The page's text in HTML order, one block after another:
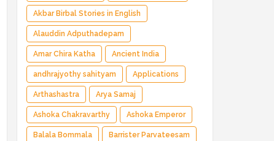
Enchanted Kingdom ✅ Heroic Quest ✅ Fairy
Tale
Akbar Birbal Stories in English
Alauddin Adputhadepam
Amar Chira Katha Ancient India
andhrajyothy sahityam Applications
Arthashastra Arya Samaj
Ashoka Chakravarthy Ashoka Emperor
Balala Bommala Barrister Parvateesam